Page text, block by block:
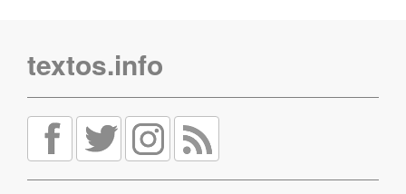
textos.info